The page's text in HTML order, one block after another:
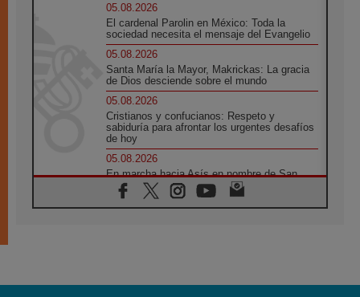
05.08.2026
El cardenal Parolin en México: Toda la
sociedad necesita el mensaje del Evangelio
05.08.2026
Santa María la Mayor, Makrickas: La gracia
de Dios desciende sobre el mundo
05.08.2026
Cristianos y confucianos: Respeto y
sabiduría para afrontar los urgentes desafíos
de hoy
05.08.2026
En marcha hacia Asís en nombre de San
Francisco, a la espera de León
05.08.2026